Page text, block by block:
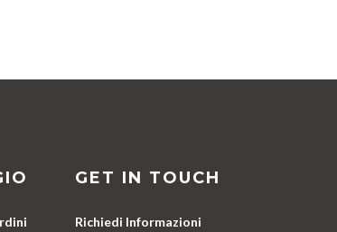
GET IN TOUCH
Richiedi Informazioni